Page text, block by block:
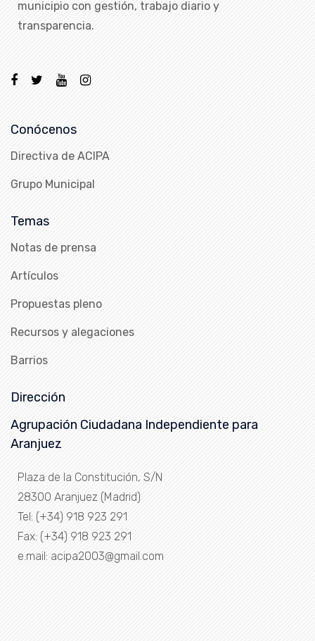
municipio con gestión, trabajo diario y
transparencia.
Conócenos
Directiva de ACIPA
Grupo Municipal
Temas
Notas de prensa
Artículos
Propuestas pleno
Recursos y alegaciones
Barrios
Dirección
Agrupación Ciudadana Independiente para
Aranjuez
Plaza de la Constitución, S/N
28300 Aranjuez (Madrid)
Tel: (+34) 918 923 291
Fax: (+34) 918 923 291
e.mail: acipa2003@gmail.com